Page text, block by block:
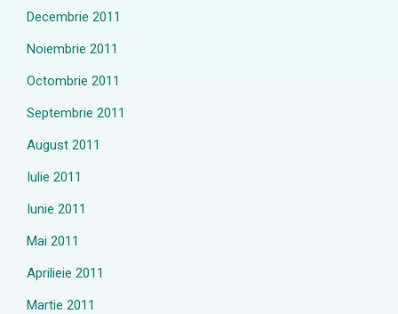
Decembrie 2011
Noiembrie 2011
Octombrie 2011
Septembrie 2011
August 2011
Iulie 2011
Iunie 2011
Mai 2011
Aprilieie 2011
Martie 2011